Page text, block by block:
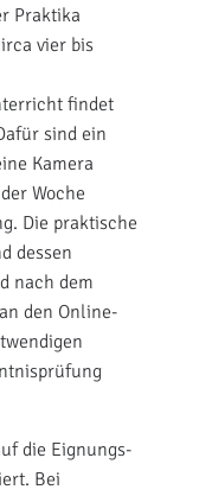
Praktika
vier bis
findet
sind ein
Kamera
Woche
Die praktische
dessen
nach dem
den Online-
die Eignungs-
Bei